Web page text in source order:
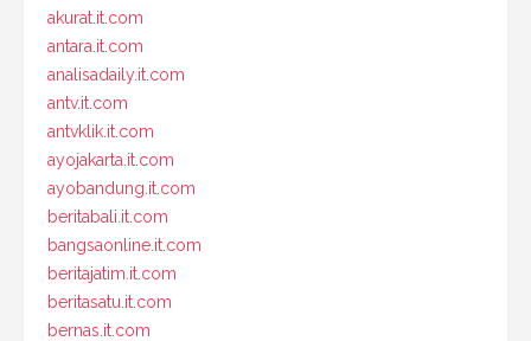
akurat.it.com
antara.it.com
analisadaily.it.com
antv.it.com
antvklik.it.com
ayojakarta.it.com
ayobandung.it.com
beritabali.it.com
bangsaonline.it.com
beritajatim.it.com
beritasatu.it.com
bernas.it.com